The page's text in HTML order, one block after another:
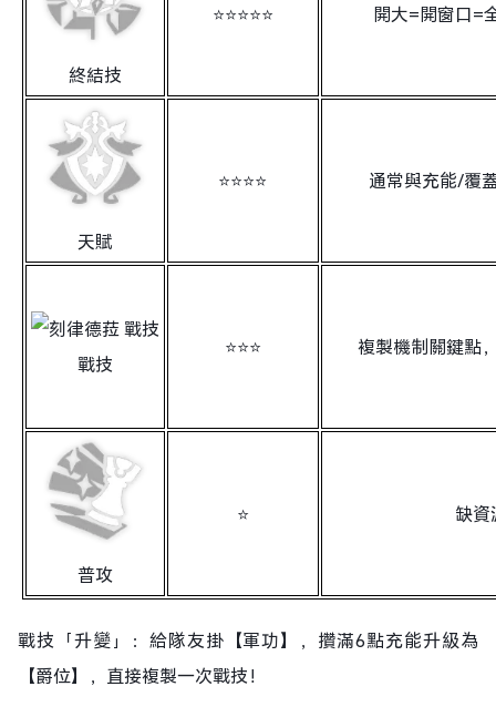
終結技
⭐⭐⭐⭐⭐ 開大=開窗口=
天賦
⭐⭐⭐⭐ 通常與充能/覆
戰技
⭐⭐⭐ 複製機制關鍵點
普攻
⭐ 缺資
戰技「升變」：給隊友掛【軍功】，攢滿6點充能升級為
【爵位】，直接複製一次戰技！